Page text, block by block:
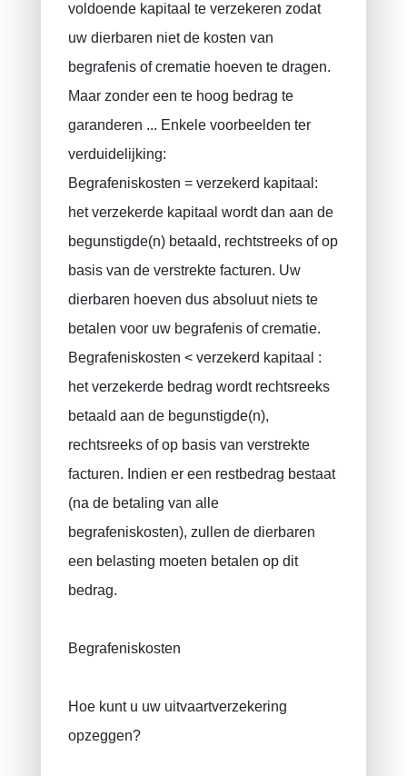
voldoende kapitaal te verzekeren zodat
uw dierbaren niet de kosten van
begrafenis of crematie hoeven te dragen.
Maar zonder een te hoog bedrag te
garanderen ... Enkele voorbeelden ter
verduidelijking:
Begrafeniskosten = verzekerd kapitaal:
het verzekerde kapitaal wordt dan aan de
begunstigde(n) betaald, rechtstreeks of op
basis van de verstrekte facturen. Uw
dierbaren hoeven dus absoluut niets te
betalen voor uw begrafenis of crematie.
Begrafeniskosten < verzekerd kapitaal :
het verzekerde bedrag wordt rechtsreeks
betaald aan de begunstigde(n),
rechtsreeks of op basis van verstrekte
facturen. Indien er een restbedrag bestaat
(na de betaling van alle
begrafeniskosten), zullen de dierbaren
een belasting moeten betalen op dit
bedrag.
Begrafeniskosten
Hoe kunt u uw uitvaartverzekering
opzeggen?